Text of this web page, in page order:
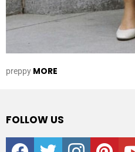
preppy MORE
FOLLOW US
facebooktwitter instagram